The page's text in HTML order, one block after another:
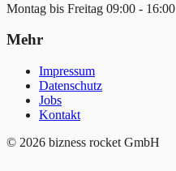
Montag bis Freitag 09:00 - 16:00
Mehr
Impressum
Datenschutz
Jobs
Kontakt
© 2026 bizness rocket GmbH